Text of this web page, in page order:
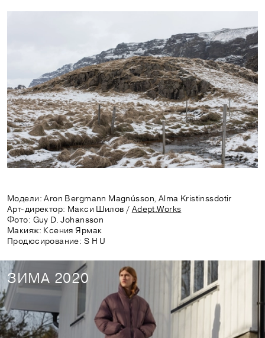
Модели: Aron Bergmann Magnússon, Alma Kristinssdotir
Арт-директор: Макси Шилов / Adept.Works
Фото: Guy D. Johansson
Макияж: Ксения Ярмак
Продюсирование: S H U
ЗИМА 2020